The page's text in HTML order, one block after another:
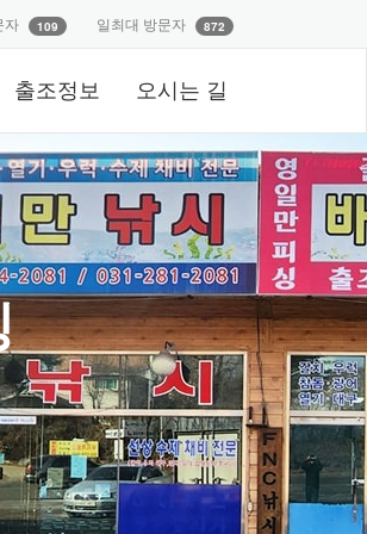
자 109 일최대 방문자 872
출조정보 오시는 길